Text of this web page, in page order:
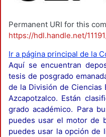
Permanent URI for this
https://hdl.handle.net/
Ir a página principal de la
Aquí se encuentran
tesis de posgrado
de la División de Ciencias
Azcapotzalco. Están
grado académico. Para
puedes usar el motor de
puedes usar la opción de